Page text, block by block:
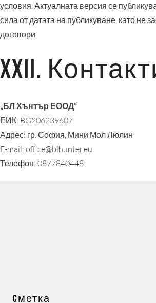
условия. Актуалната версия се
сила от датата на публикуване, като не
договори.
XXII.
„БЛ Хънтър ЕООД“
ЕИК: BG206239607
Адрес: гр. София, Мини Мол Люлин
E-mail: office@blhunter.eu
Телефон: 0877840448
Cметка